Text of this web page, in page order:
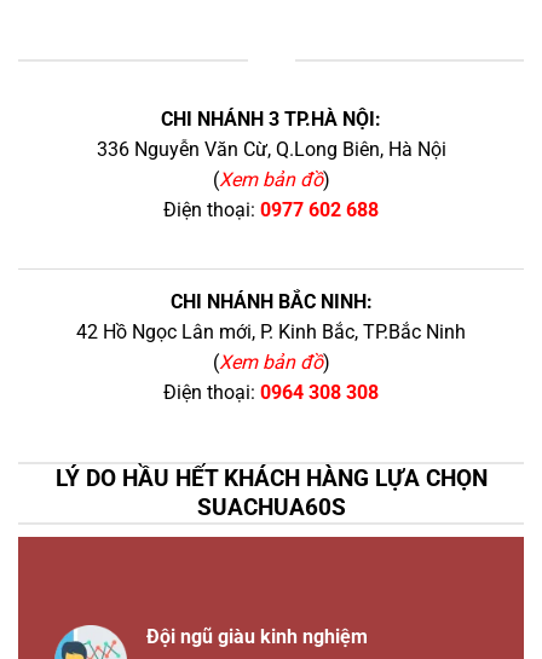
CHI NHÁNH 3 TP.HÀ NỘI:
336 Nguyễn Văn Cừ, Q.Long Biên, Hà Nội
(Xem bản đồ)
Điện thoại: 0977 602 688
CHI NHÁNH BẮC NINH:
42 Hồ Ngọc Lân mới, P. Kinh Bắc, TP.Bắc Ninh
(Xem bản đồ)
Điện thoại: 0964 308 308
LÝ DO HẦU HẾT KHÁCH HÀNG LỰA CHỌN
SUACHUA60S
Đội ngũ giàu kinh nghiệm